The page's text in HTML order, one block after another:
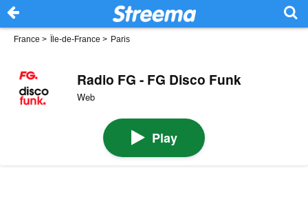
France > Île-de-France > Paris
Radio FG - FG Disco Funk
Web
Play